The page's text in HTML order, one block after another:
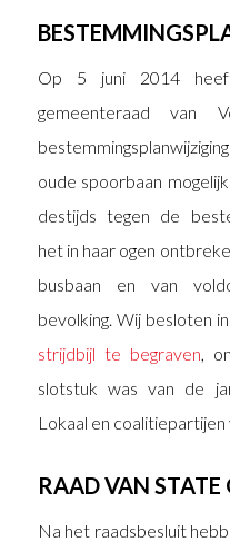
Op 5 juni 2014
gemeenteraad van
oude spoorbaan
destijds tegen de
het in haar ogen
busbaan en van
bevolking. Wij besloten
strijdbijl te begraven,
slotstuk was van de
Lokaal en
RAAD VAN STATE
Na het raadsbesluit